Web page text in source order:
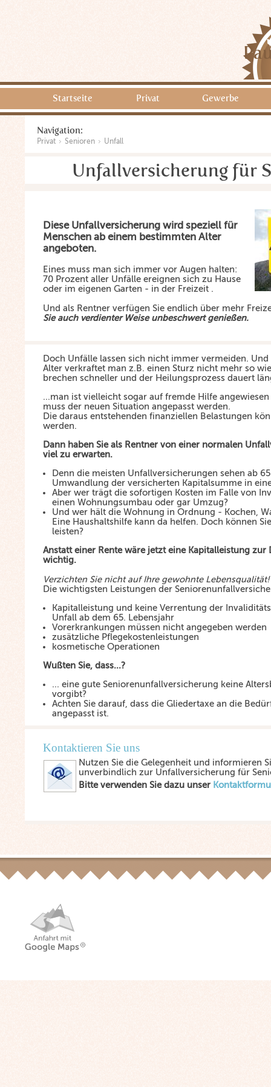
Startseite Privat Gewerbe
Navigation:
Privat Senioren Unfall
Unfallversicherung für
Diese Unfallversicherung wird speziell für
Menschen ab einem bestimmten Alter
angeboten.
Eines muss man sich immer vor Augen halten:
70 Prozent aller Unfälle ereignen sich zu Hause
oder im eigenen Garten - in der Freizeit .
Und als Rentner verfügen Sie endlich über mehr
Sie auch verdienter Weise unbeschwert genießen.
Doch Unfälle lassen sich nicht immer vermeiden.
Alter verkraftet man z.B. einen Sturz nicht mehr so
brechen schneller und der Heilungsprozess dauert
...man ist vielleicht sogar auf fremde Hilfe
muss der neuen Situation angepasst werden.
Die daraus entstehenden finanziellen Belastungen
werden.
Dann haben Sie als Rentner von einer normalen
viel zu erwarten.
Denn die meisten Unfallversicherungen sehen ab
Umwandlung der versicherten Kapitalsumme in
Aber wer trägt die sofortigen Kosten im Falle von
einen Wohnungsumbau oder gar Umzug?
Und wer hält die Wohnung in Ordnung - Kochen,
Eine Haushaltshilfe kann da helfen. Doch können
leisten?
Anstatt einer Rente wäre jetzt eine Kapitalleistung zur
wichtig.
Verzichten Sie nicht auf Ihre gewohnte Lebensqualität!
Die wichtigsten Leistungen der
Kapitalleistung und keine Verrentung der
Unfall ab dem 65. Lebensjahr
Vorerkrankungen müssen nicht angegeben werden
zusätzliche Pflegekostenleistungen
kosmetische Operationen
Wußten Sie, dass...?
... eine gute Seniorenunfallversicherung keine
vorgibt?
Achten Sie darauf, dass die Gliedertaxe an die
angepasst ist.
Kontaktieren Sie uns
Nutzen Sie die Gelegenheit und informieren
unverbindlich zur Unfallversicherung für
Bitte verwenden Sie dazu unser